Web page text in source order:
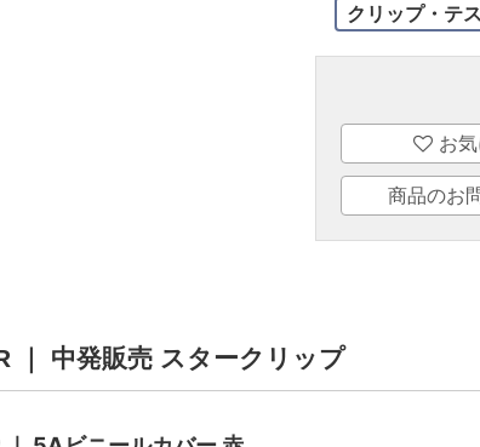
クリップ・テ
お
商品のお
｜ 中発販売 スタークリップ